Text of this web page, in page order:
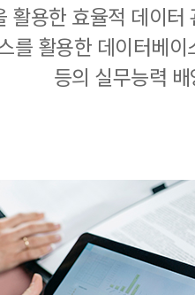
활용한 효율적 데이터
를 활용한 데이터베
등의 실무능력